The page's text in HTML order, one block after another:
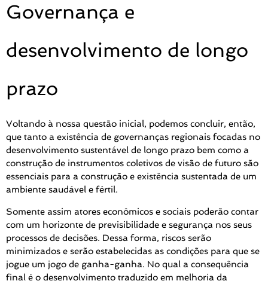
Governança e
desenvolvimento de longo
prazo
Voltando à nossa questão inicial, podemos concluir, então,
que tanto a existência de governanças regionais focadas no
desenvolvimento sustentável de longo prazo bem como a
construção de instrumentos coletivos de visão de futuro são
essenciais para a construção e existência sustentada de um
ambiente saudável e fértil.
Somente assim atores econômicos e sociais poderão contar
com um horizonte de previsibilidade e segurança nos seus
processos de decisões. Dessa forma, riscos serão
minimizados e serão estabelecidas as condições para que se
jogue um jogo de ganha-ganha. No qual a consequência
final é o desenvolvimento traduzido em melhoria da